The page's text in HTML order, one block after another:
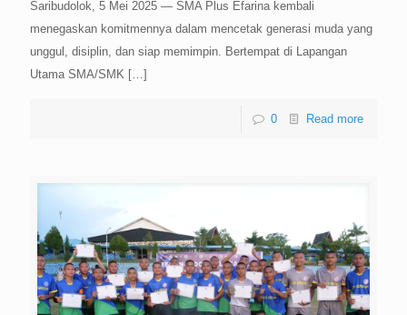
Saribudolok, 5 Mei 2025 — SMA Plus Efarina kembali
menegaskan komitmennya dalam mencetak generasi muda yang
unggul, disiplin, dan siap memimpin. Bertempat di Lapangan
Utama SMA/SMK […]
0 Read more